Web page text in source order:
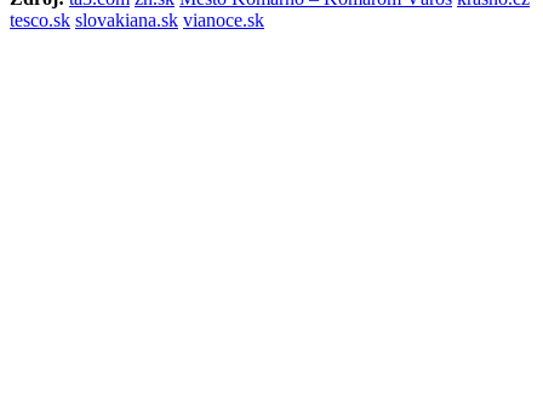
tesco.sk slovakiana.sk vianoce.sk